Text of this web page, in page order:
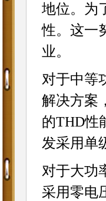
地位。为
性。这一
业。
对于中等
解决方案
的THD性
发采用单
对于大功
采用零电